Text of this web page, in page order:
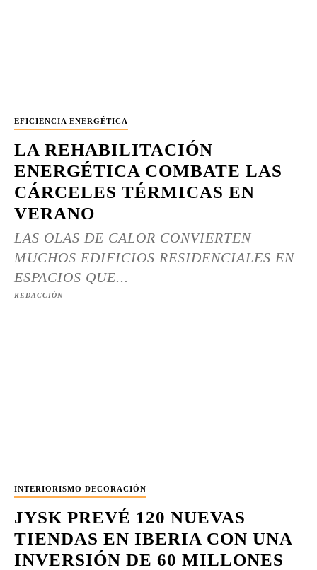
EFICIENCIA ENERGÉTICA
LA REHABILITACIÓN
ENERGÉTICA COMBATE LAS
CÁRCELES TÉRMICAS EN
VERANO
LAS OLAS DE CALOR CONVIERTEN
MUCHOS EDIFICIOS RESIDENCIALES EN
ESPACIOS QUE...
REDACCIÓN
INTERIORISMO DECORACIÓN
JYSK PREVÉ 120 NUEVAS
TIENDAS EN IBERIA CON UNA
INVERSIÓN DE 60 MILLONES